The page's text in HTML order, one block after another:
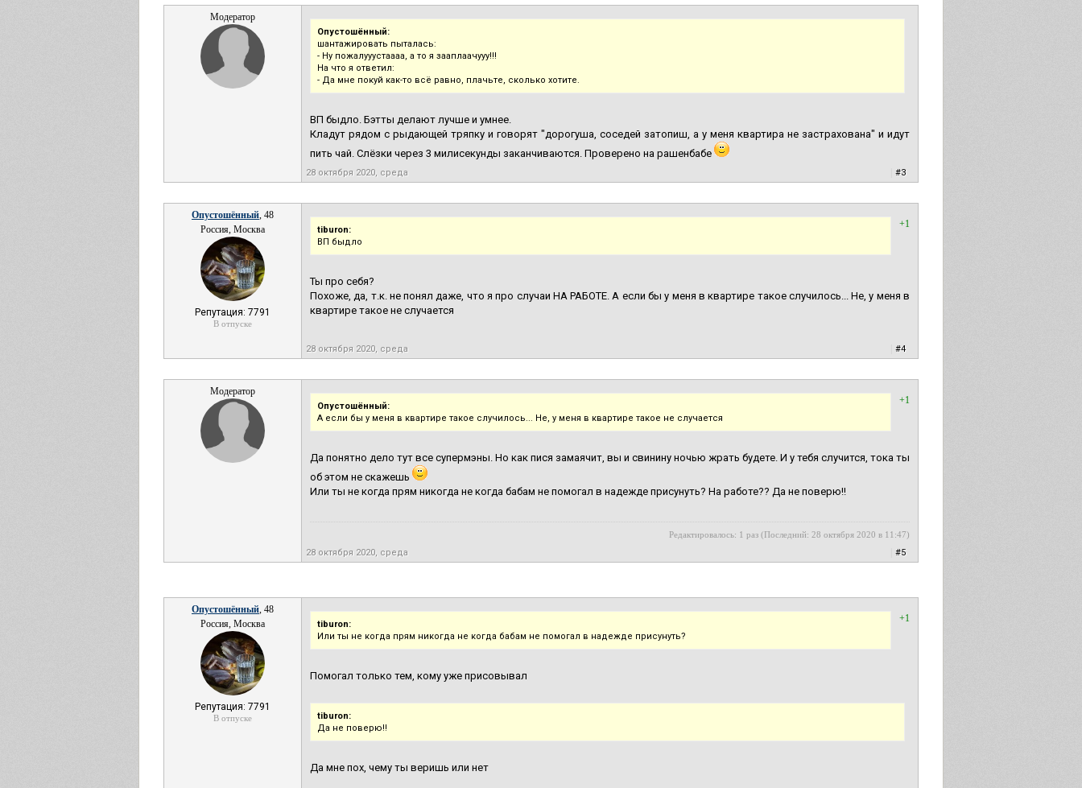
Модератор
Опустошённый:
шантажировать пыталась:
- Ну пожалууустаааа, а то я зааплаачууу!!!
На что я ответил:
- Да мне покуй как-то всё равно, плачьте, сколько хотите.
ВП быдло. Бэтты делают лучше и умнее.
Кладут рядом с рыдающей тряпку и говорят "дорогуша, соседей затопиш, а у меня квартира не застрахована" и идут
пить чай. Слёзки через 3 милисекунды заканчиваются. Проверено на рашенбабе
28 октября 2020, среда #3
Опустошённый, 48
Россия, Москва
Репутация: 7791
В отпуске
+1
tiburon:
ВП быдло
Ты про себя?
Похоже, да, т.к. не понял даже, что я про случаи НА РАБОТЕ. А если бы у меня в квартире такое случилось... Не, у меня в
квартире такое не случается
28 октября 2020, среда #4
Модератор
+1
Опустошённый:
А если бы у меня в квартире такое случилось... Не, у меня в квартире такое не случается
Да понятно дело тут все супермэны. Но как пися замаячит, вы и свинину ночью жрать будете. И у тебя случится, тока ты
об этом не скажешь
Или ты не когда прям никогда не когда бабам не помогал в надежде присунуть? На работе?? Да не поверю!!
Редактировалось: 1 раз (Последний: 28 октября 2020 в 11:47)
28 октября 2020, среда #5
Опустошённый, 48
Россия, Москва
Репутация: 7791
В отпуске
+1
tiburon:
Или ты не когда прям никогда не когда бабам не помогал в надежде присунуть?
Помогал только тем, кому уже присовывал
tiburon:
Да не поверю!!
Да мне пох, чему ты веришь или нет